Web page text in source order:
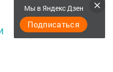
Мы в Яндекс Дзен
Подписаться